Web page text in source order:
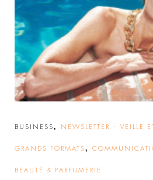
BUSINESS, NEWSLETTER – VEILLE
GRANDS FORMATS,
BEAUTÉ & PARFUMERIE